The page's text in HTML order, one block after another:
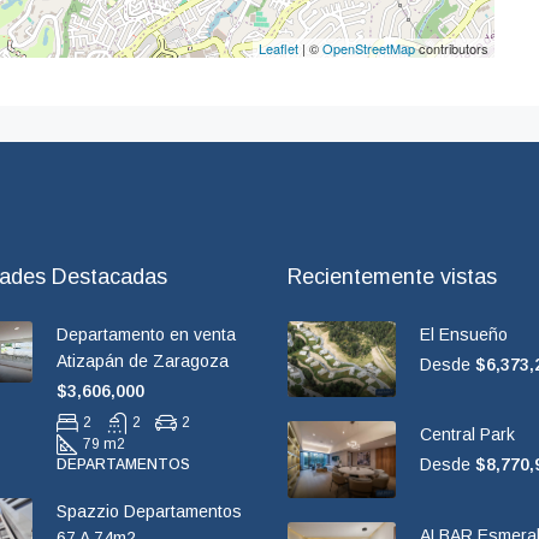
Leaflet | ©OpenStreetMapcontributors
Destacadas
Departamento en venta
Atizapán de Zaragoza
$3,606,000
2 2
2
79 m2
DEPARTAMENTOS
Spazzio Departamentos
Recientemente vistas
El Ensueño
Desde
Central Park
Desde